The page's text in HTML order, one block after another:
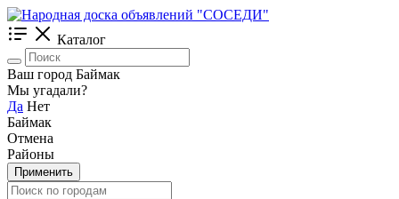
Каталог
Ваш город Баймак
Мы угадали?
Да Нет
Баймак
Отмена
Районы
Применить